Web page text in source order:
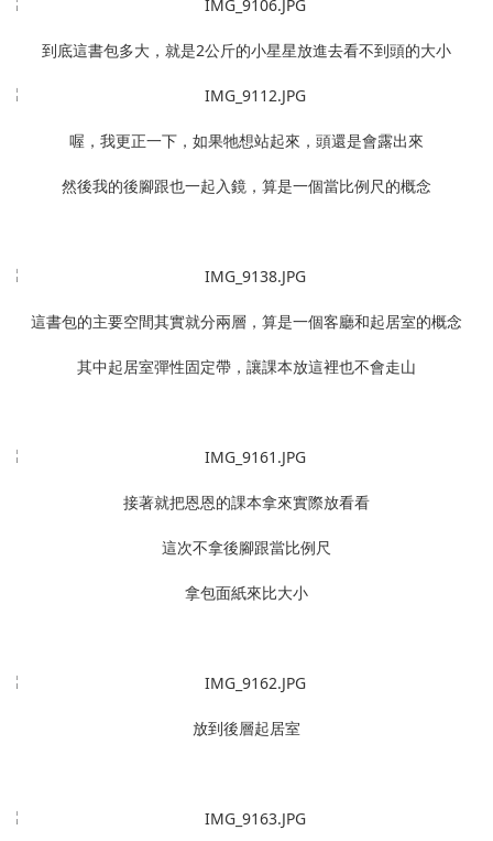
到底這書包多大，就是2公斤的小星星放進去看不到頭的大小
喔，我更正一下，如果牠想站起來，頭還是會露出來
然後我的後腳跟也一起入鏡，算是一個當比例尺的概念
這書包的主要空間其實就分兩層，算是一個客廳和起居室的概念
其中起居室彈性固定帶，讓課本放這裡也不會走山
接著就把恩恩的課本拿來實際放看看
這次不拿後腳跟當比例尺
拿包面紙來比大小
放到後層起居室